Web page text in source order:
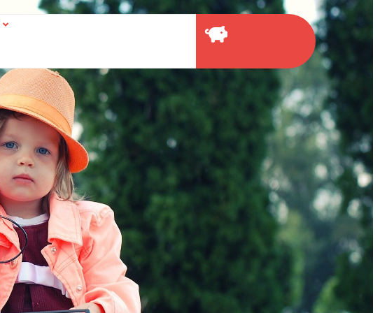
NOUS SOUTENIR